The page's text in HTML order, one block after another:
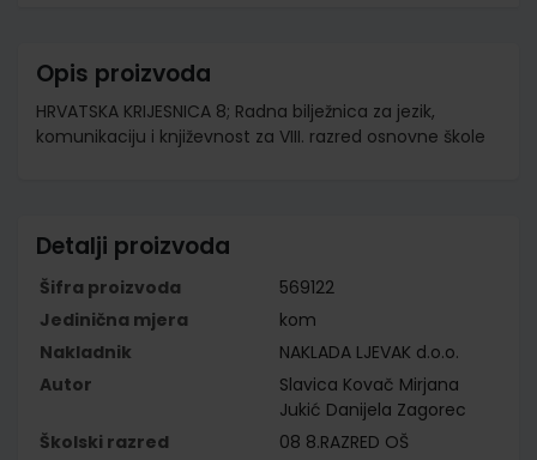
Opis proizvoda
HRVATSKA KRIJESNICA 8; Radna bilježnica za jezik,
komunikaciju i književnost za VIII. razred osnovne škole
Detalji proizvoda
Šifra proizvoda
569122
Jedinična mjera
kom
Nakladnik
NAKLADA LJEVAK d.o.o.
Autor
Slavica Kovač Mirjana
Jukić Danijela Zagorec
Školski razred
08 8.RAZRED OŠ